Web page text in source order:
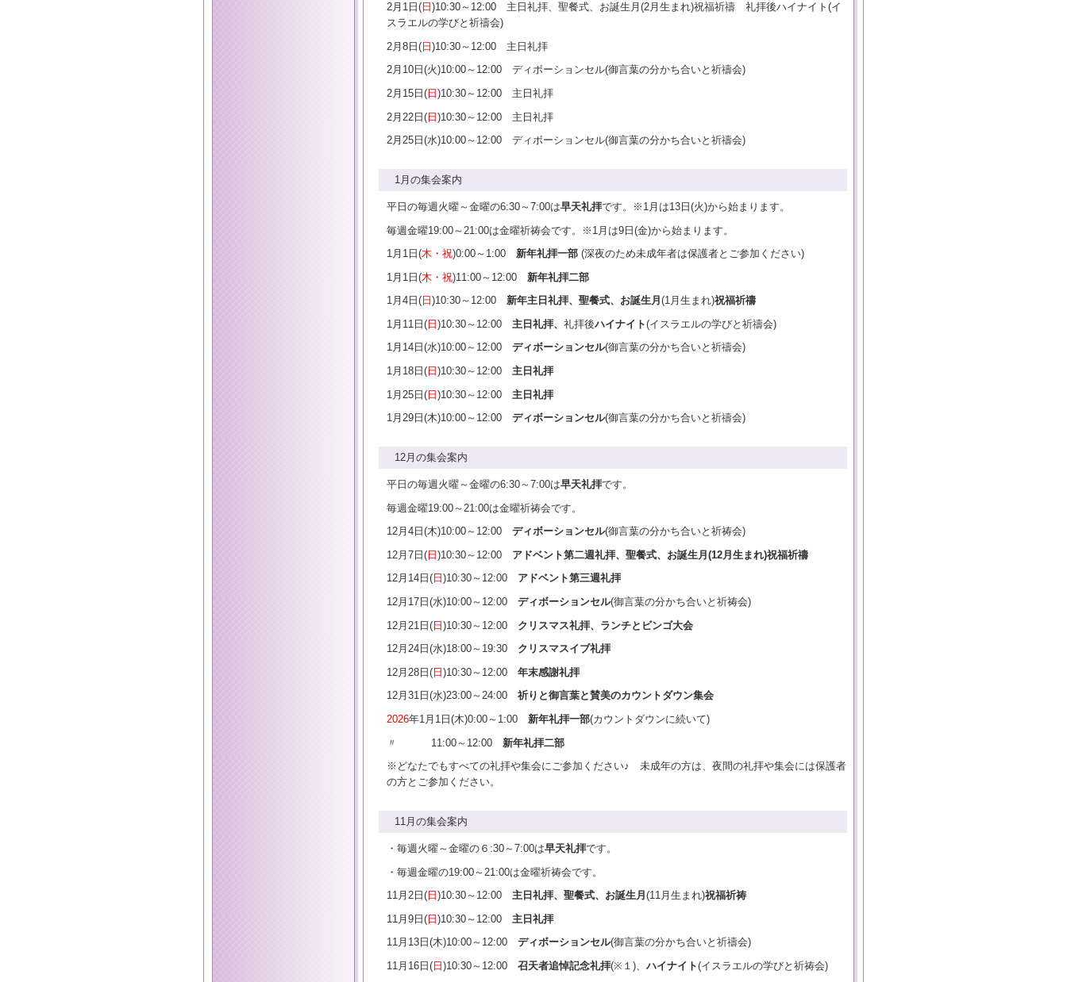
2月1日( 日 )10:30～12:00 主日礼拝、聖餐式、お誕生月(2月生まれ)祝福祈禱 礼拝後ハイナイト(イ
スラエルの学びと祈禱会)
2月8日( 日 )10:30～12:00 主日礼拝
2月10日(火)10:00～12:00 ディボーションセル(御言葉の分かち合いと祈禱会)
2月15日( 日 )10:30～12:00 主日礼拝
2月22日(日)10:30～12:00 主日礼拝
2月25日(水)10:00～12:00 ディボーションセル(御言葉の分かち合いと祈禱会)
1月の集会案内
平日の毎週火曜～金曜の6:30～7:00は早天礼拝です。※1月は13日(火)から始まります。
毎週金曜19:00～21:00は金曜祈祷会です。※1月は9日(金)から始まります。
1月1日(木・祝)0:00～1:00 新年礼拝一部 (深夜のため未成年者は保護者とご参加ください)
1月1日(木・祝)11:00～12:00 新年礼拝二部
1月4日( 日 )10:30～12:00 新年主日礼拝、聖餐式、お誕生月 (1月生まれ)祝福祈禱
1月11日( 日 )10:30～12:00 主日礼拝、 礼拝後ハイナイト(イスラエルの学びと祈禱会)
1月14日(水)10:00～12:00 ディボーションセル(御言葉の分かち合いと祈禱会)
1月18日( 日 )10:30～12:00 主日礼拝
1月25日(日)10:30～12:00 主日礼拝
1月29日(木)10:00～12:00 ディボーションセル(御言葉の分かち合いと祈禱会)
12月の集会案内
平日の毎週火曜～金曜の6:30～7:00は早天礼拝です。
毎週金曜19:00～21:00は金曜祈祷会です。
12月4日(木)10:00～12:00 ディボーションセル(御言葉の分かち合いと祈祷会)
12月7日( 日 )10:30～12:00 アドベント第二週礼拝、聖餐式、お誕生月(12月生まれ)祝福祈禱
12月14日( 日 )10:30～12:00 アドベント第三週礼拝
12月17日(水)10:00～12:00 ディボーションセル(御言葉の分かち合いと祈祷会)
12月21日(日)10:30～12:00 クリスマス礼拝、ランチとビンゴ大会
12月24日(水)18:00～19:30 クリスマスイブ礼拝
12月28日( 日 )10:30～12:00 年末感謝礼拝
12月31日(水)23:00～24:00 祈りと御言葉と賛美のカウントダウン集会
2026年1月1日(木)0:00～1:00 新年礼拝一部(カウントダウンに続いて)
〃 11:00～12:00 新年礼拝二部
※どなたでもすべての礼拝や集会にご参加ください♪ 未成年の方は、夜間の礼拝や集会には保護者
の方とご参加ください。
11月の集会案内
・毎週火曜～金曜の６:30～7:00は早天礼拝です。
・毎週金曜の19:00～21:00は金曜祈祷会です。
11月2日( 日 )10:30～12:00 主日礼拝、聖餐式、お誕生月 (11月生まれ)祝福祈祷
11月9日(日)10:30～12:00 主日礼拝
11月13日(木)10:00～12:00 ディボーションセル(御言葉の分かち合いと祈禱会)
11月16日( 日 )10:30～12:00 召天者追悼記念礼拝(※１)、 ハイナイト(イスラエルの学びと祈祷会)